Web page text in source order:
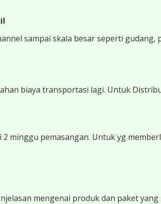
sampai skala besar seperti
biaya transportasi lagi. Untuk
minggu pemasangan. Untuk yg
mengenai produk dan paket yang